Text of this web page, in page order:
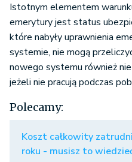
Istotnym elementem
emerytury jest status
które nabyły uprawnienia
systemie, nie mogą
nowego systemu również
jeżeli nie pracują podczas
Polecamy:
Koszt całkowity
roku - musisz to